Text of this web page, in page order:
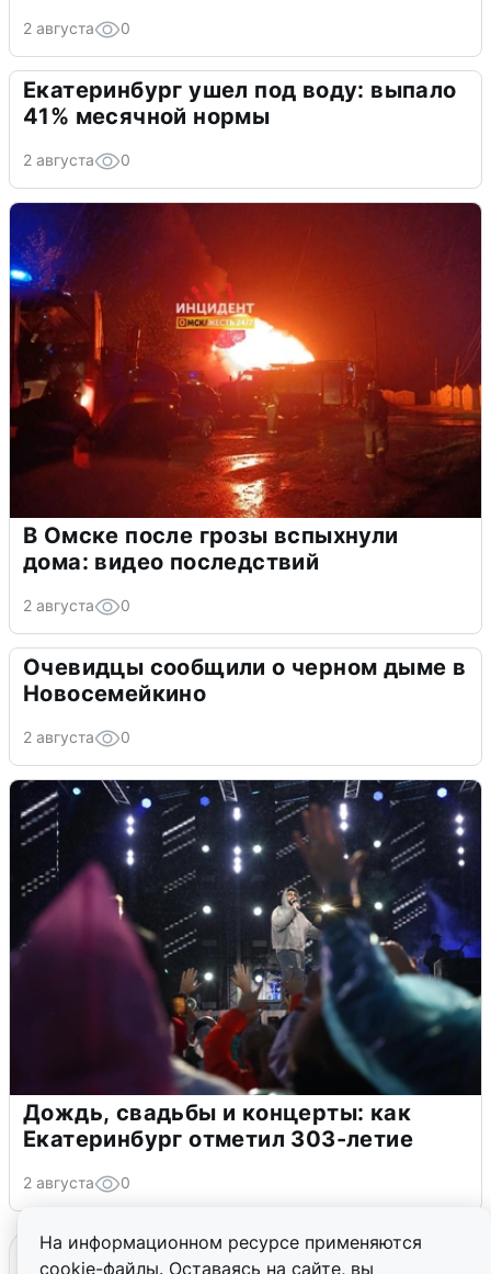
На информационном ресурсе применяются
cookie-файлы. Оставаясь на сайте, вы
2 августа 0
Екатеринбург ушел под воду: выпало
41% месячной нормы
2 августа 0
В Омске после грозы вспыхнули
дома: видео последствий
2 августа 0
Очевидцы сообщили о черном дыме в
Новосемейкино
2 августа 0
Дождь, свадьбы и концерты: как
Екатеринбург отметил 303-летие
2 августа 0